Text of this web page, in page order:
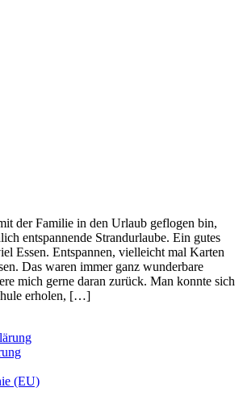
der Familie in den Urlaub geflogen bin,
entspannende Strandurlaube. Ein gutes
Essen. Entspannen, vielleicht mal Karten
Das waren immer ganz wunderbare
mich gerne daran zurück. Man konnte sich
erholen, […]
(EU)